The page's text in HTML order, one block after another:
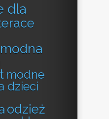
dla
modna
modne
dzieci
odzież